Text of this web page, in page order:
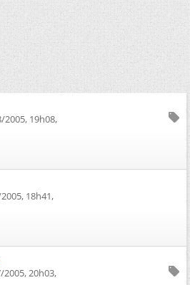
19h08,
18h41,
20h03,